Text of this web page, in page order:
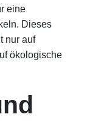
eine
Dieses
nur auf
ökologische